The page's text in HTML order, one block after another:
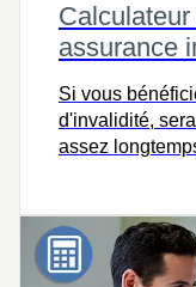
assurance
Si vous
d'invalidité,
assez
calculateur